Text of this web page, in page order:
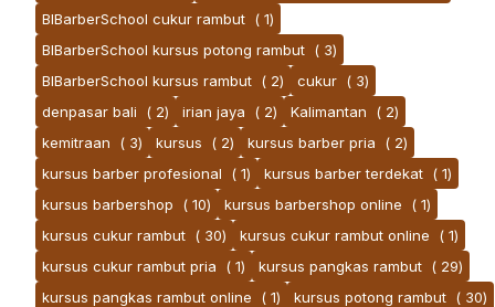
BlBarberSchool cukur rambut ( 1)
BlBarberSchool kursus potong rambut ( 3)
BlBarberSchool kursus rambut ( 2) cukur ( 3)
denpasar bali
( 2) irian jaya ( 2) Kalimantan
( 2)
kemitraan
( 3) kursus ( 2) kursus barber pria
( 2)
kursus barber profesional
( 1) kursus barber terdekat ( 1)
kursus barbershop
( 10) kursus barbershop online
( 1)
kursus cukur rambut ( 30) kursus cukur rambut online
( 1)
kursus cukur rambut pria
( 1) kursus pangkas rambut ( 29)
kursus pangkas rambut online
( 1) kursus potong rambut ( 30)